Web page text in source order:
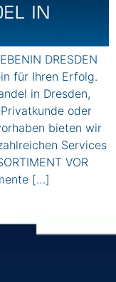
DRESDEN
für Ihren Erfolg.
in Dresden,
oder
bieten wir
Services
VOR
[…]